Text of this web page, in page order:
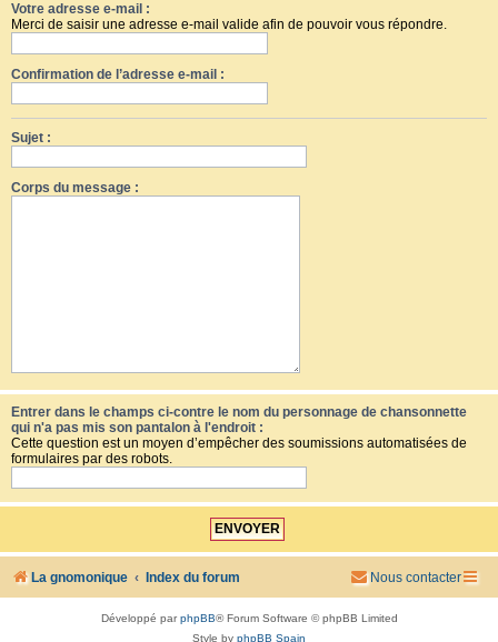
Votre adresse e-mail :
Merci de saisir une adresse e-mail valide afin de pouvoir vous répondre.
Confirmation de l’adresse e-mail :
Sujet :
Corps du message :
Entrer dans le champs ci-contre le nom du personnage de chansonnette
qui n'a pas mis son pantalon à l'endroit :
Cette question est un moyen d’empêcher des soumissions automatisées de
formulaires par des robots.
La gnomonique Index du forum Nous contacter
Développé parphpBB® Forum Software © phpBB Limited
Style by phpBB Spain